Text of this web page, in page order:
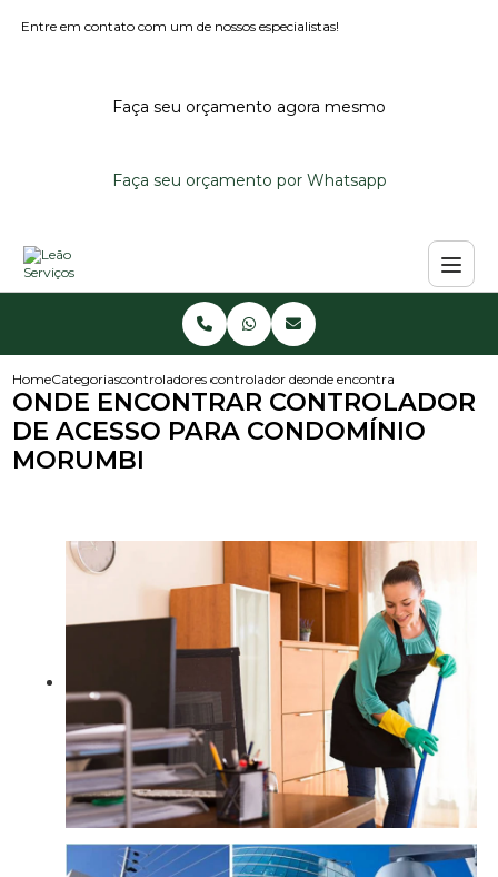
Entre em contato com um de nossos especialistas!
Faça seu orçamento agora mesmo
Faça seu orçamento por Whatsapp
HomeCategoriascontroladores de acessocontrolador de acesso portaria
onde encontrar controlador
ONDE ENCONTRAR CONTROLADOR
DE ACESSO PARA CONDOMÍNIO
MORUMBI